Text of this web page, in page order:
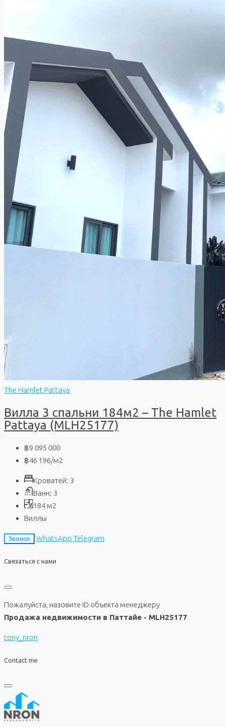
The Hamlet Pattaya
Вилла 3 спальни 184м2 – The Hamlet
Pattaya (MLH25177)
฿9 095 000
฿46 196/м2
Кроватей: 3
Ванн: 3
184 м2
Виллы
Звонок WhatsApp Telegram
Связаться с нами
Пожалуйста, назовите ID объекта менеджеру
Продажа недвижимости в Паттайе - MLH25177
tony_nron
Contact me